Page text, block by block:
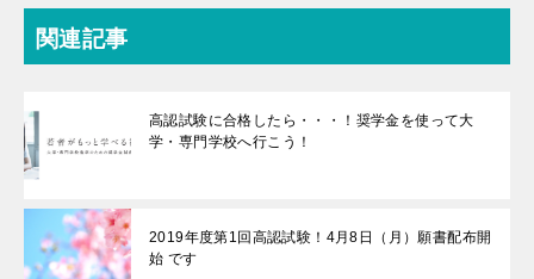
関連記事
高認試験に合格したら・・・！奨学金を使って大
学・専門学校へ行こう！
2019年度第1回高認試験！4月8日（月）願書配布開
始 です